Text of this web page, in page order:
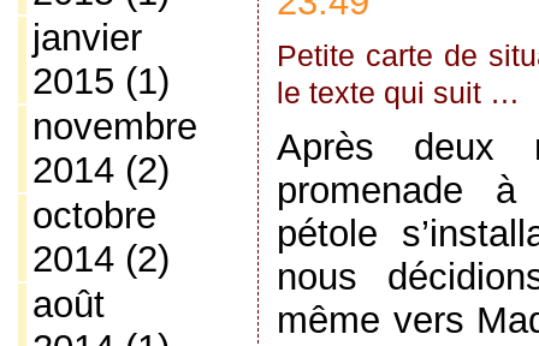
janvier
2015 (1)
novembre
2014(2)
octobre
2014(2)
août
Petite carte de
le texte qui suit …
Après deux
promenade
pétole
nous
même vers